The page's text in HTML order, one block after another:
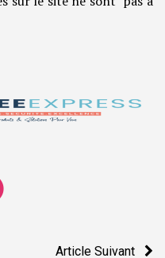
Article Suivant